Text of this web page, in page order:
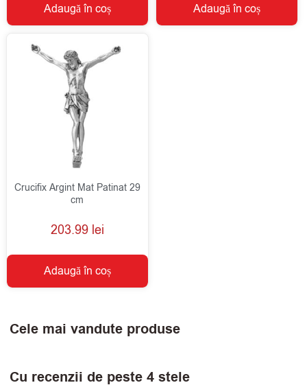
Adaugă în coș Adaugă în coș
Crucifix Argint Mat Patinat 29
cm
203.99 lei
Adaugă în coș
Cele mai vandute produse
Cu recenzii de peste 4 stele